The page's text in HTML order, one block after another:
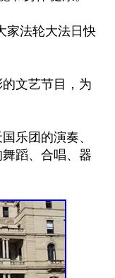
家法轮大法日快
文艺节目，为
乐团的演奏、
蹈、合唱、器